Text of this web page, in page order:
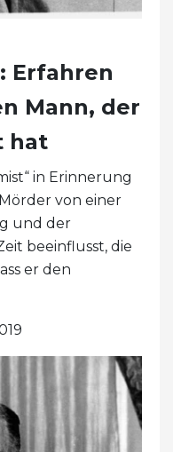
Erfahren
Mann, der
hat
in Erinnerung
von einer
und der
beeinflusst, die
er den